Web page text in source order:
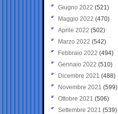
Giugno 2022 (521)
Maggio 2022 (470)
Aprile 2022 (502)
Marzo 2022 (542)
Febbraio 2022 (494)
Gennaio 2022 (510)
Dicembre 2021 (488)
Novembre 2021 (599)
Ottobre 2021 (506)
Settembre 2021 (539)